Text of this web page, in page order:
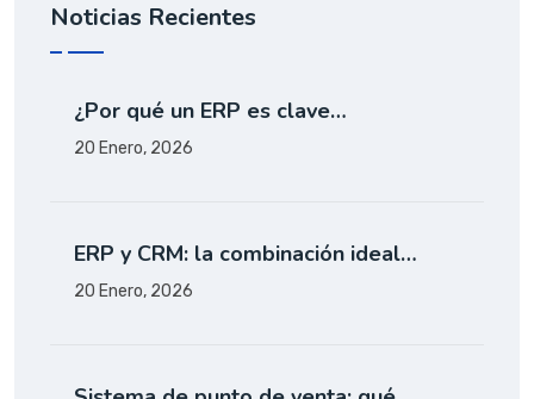
Noticias Recientes
¿Por qué un ERP es clave…
20 Enero, 2026
ERP y CRM: la combinación ideal…
20 Enero, 2026